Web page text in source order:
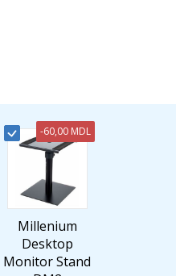
-60,00 MDL
Millenium
Desktop
Monitor Stand